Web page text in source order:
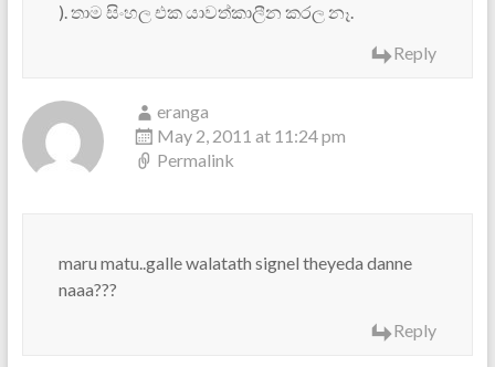
). තාම සිංහල එක යාවත්කාලීන කරල නෑ.
Reply
eranga
May 2, 2011 at 11:24 pm
Permalink
maru matu..galle walatath signel theyeda danne
naaa???
Reply